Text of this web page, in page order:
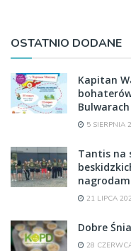
OSTATNIO DODANE
Kapitan
5 SIERPNIA
Tantis na
21 LIPCA
Dobre
28